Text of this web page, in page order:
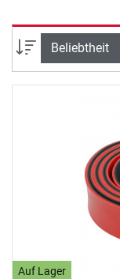
Sortierung
Auf Lager